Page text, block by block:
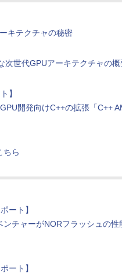
キテクチャの秘密
次世代GPUアーキテクチャの概
】
開発向けC++の拡張「C++
ちら
ート】
ンチャーがNORフラッシュの性
ート】